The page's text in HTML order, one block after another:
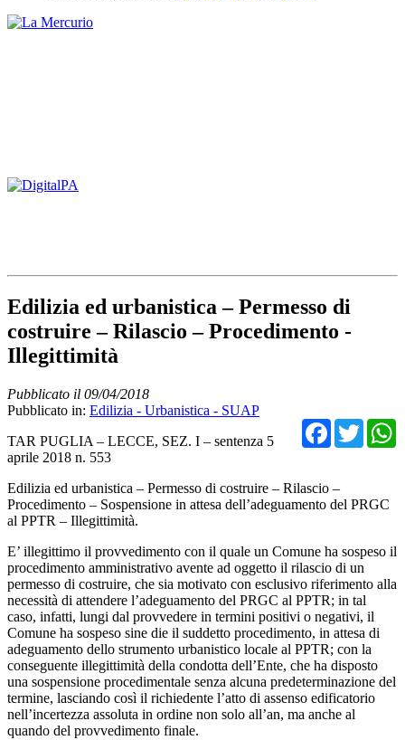
Edilizia ed urbanistica – Permesso di
costruire – Rilascio – Procedimento -
Illegittimità
Pubblicato il 09/04/2018
Pubblicato in: Edilizia - Urbanistica - SUAP
TAR PUGLIA – LECCE, SEZ. I – sentenza 5
aprile 2018 n. 553
Edilizia ed urbanistica – Permesso di costruire – Rilascio –
Procedimento – Sospensione in attesa dell’adeguamento del PRGC
al PPTR – Illegittimità.
E’ illegittimo il provvedimento con il quale un Comune ha sospeso il
procedimento amministrativo avente ad oggetto il rilascio di un
permesso di costruire, che sia motivato con esclusivo riferimento alla
necessità di attendere l’adeguamento del PRGC al PPTR; in tal
caso, infatti, lungi dal provvedere in termini positivi o negativi, il
Comune ha sospeso sine die il suddetto procedimento, in attesa di
adeguamento dello strumento urbanistico locale al PPTR; con la
conseguente illegittimità della condotta dell’Ente, che ha disposto
una sospensione procedimentale senza alcuna predeterminazione del
termine, lasciando così il richiedente l’atto di assenso edificatorio
nell’incertezza assoluta in ordine non solo all’an, ma anche al
quando del provvedimento finale.